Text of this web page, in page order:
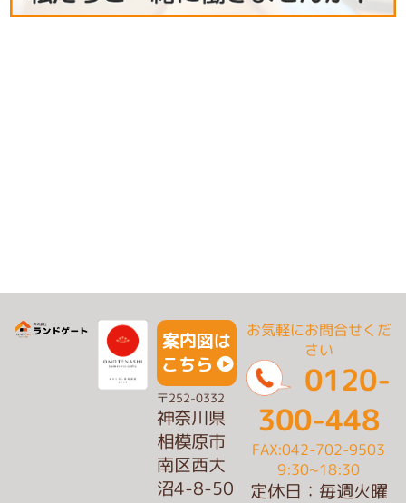
案内図は
こちら
〒252-0332
神奈川県
相模原市
南区西大
沼4-8-50
お気軽にお問合せくだ
さい
0120-
300-448
FAX:042-702-9503
9:30~18:30
定休日：毎週火曜